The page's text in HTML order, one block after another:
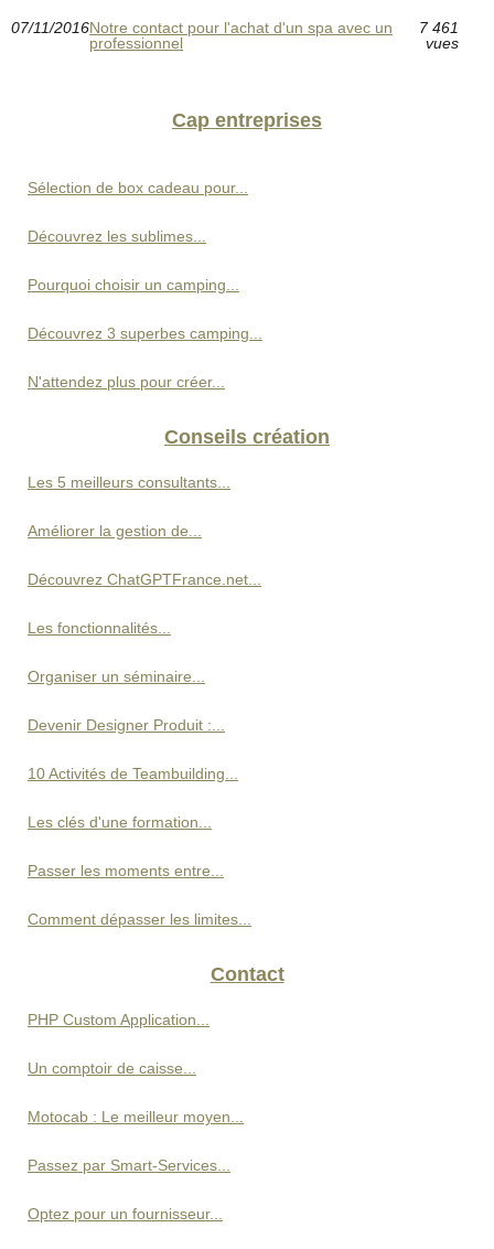
07/11/2016Notre contact pour l'achat d'un spa avec un
professionnel
7 461
vues
Cap entreprises
Sélection de box cadeau pour...
Découvrez les sublimes...
Pourquoi choisir un camping...
Découvrez 3 superbes camping...
N'attendez plus pour créer...
Conseils création
Les 5 meilleurs consultants...
Améliorer la gestion de...
Découvrez ChatGPTFrance.net...
Les fonctionnalités...
Organiser un séminaire...
Devenir Designer Produit :...
10 Activités de Teambuilding...
Les clés d'une formation...
Passer les moments entre...
Comment dépasser les limites...
Contact
PHP Custom Application...
Un comptoir de caisse...
Motocab : Le meilleur moyen...
Passez par Smart-Services...
Optez pour un fournisseur...